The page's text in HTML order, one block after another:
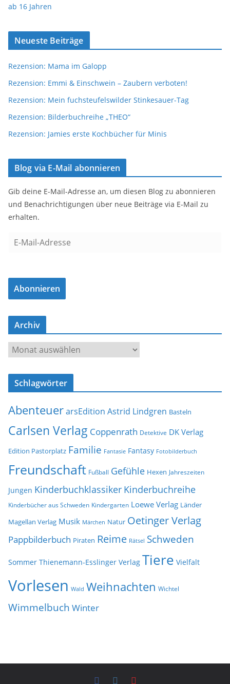
ab 16 Jahren
Neueste Beiträge
Rezension: Mama im Galopp
Rezension: Emmi & Einschwein – Zaubern verboten!
Rezension: Mein fuchsteufelswilder Stinkesauer-Tag
Rezension: Bilderbuchreihe „THEO“
Rezension: Jamies erste Kochbücher für Minis
Blog via E-Mail abonnieren
Gib deine E-Mail-Adresse an, um diesen Blog zu abonnieren
und Benachrichtigungen über neue Beiträge via E-Mail zu
erhalten.
a
l
-
d
s
e
Abonnieren
Archiv
r
c
v
Schlagwörter
AbenteuerarsEdition Astrid Lindgren Basteln
Carlsen Verlag Coppenrath Detektive DK Verlag
Edition Pastorplatz Familie Fantasie Fantasy Fotobilderbuch
Freundschaft Fußball Gefühle Hexen Jahreszeiten
Jungen Kinderbuchklassiker Kinderbuchreihe
Kinderbücher aus Schweden Kindergarten Loewe Verlag Länder
Magellan Verlag Musik Märchen Natur Oetinger Verlag
Pappbilderbuch Piraten Reime Rätsel Schweden
Sommer Thienemann-Esslinger Verlag Tiere Vielfalt
Vorlesen Wald Weihnachten Wichtel
Wimmelbuch Winter